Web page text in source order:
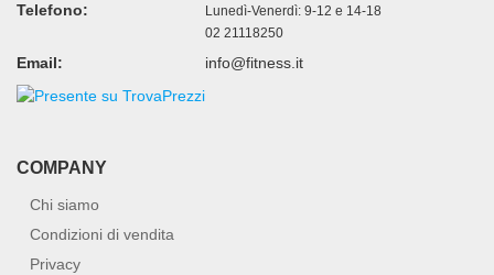
Telefono:
Lunedì-Venerdì: 9-12 e 14-18
02 21118250
Email: info@fitness.it
COMPANY
Chi siamo
Condizioni di vendita
Privacy